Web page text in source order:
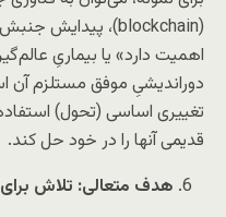
(
blockchain)، پیدایش
دوراندیشیِ موفق مستلزم آن
تغییری اساسی (تحول)
قدیمی آنها را در خود حل کند.
هدف متعالی: تلاش